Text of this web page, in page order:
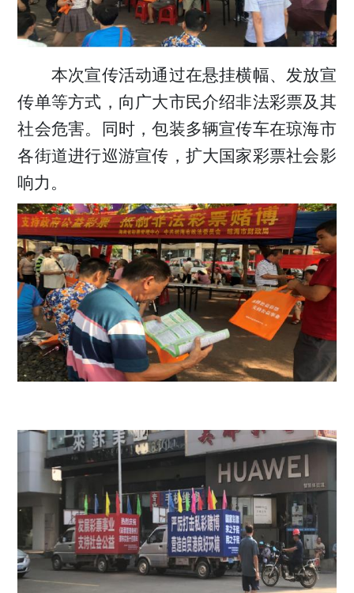
本次宣传活动通过在悬挂横幅、发放宣
传单等方式，向广大市民介绍非法彩票及其
社会危害。同时，包装多辆宣传车在琼海市
各街道进行巡游宣传，扩大国家彩票社会影
响力。